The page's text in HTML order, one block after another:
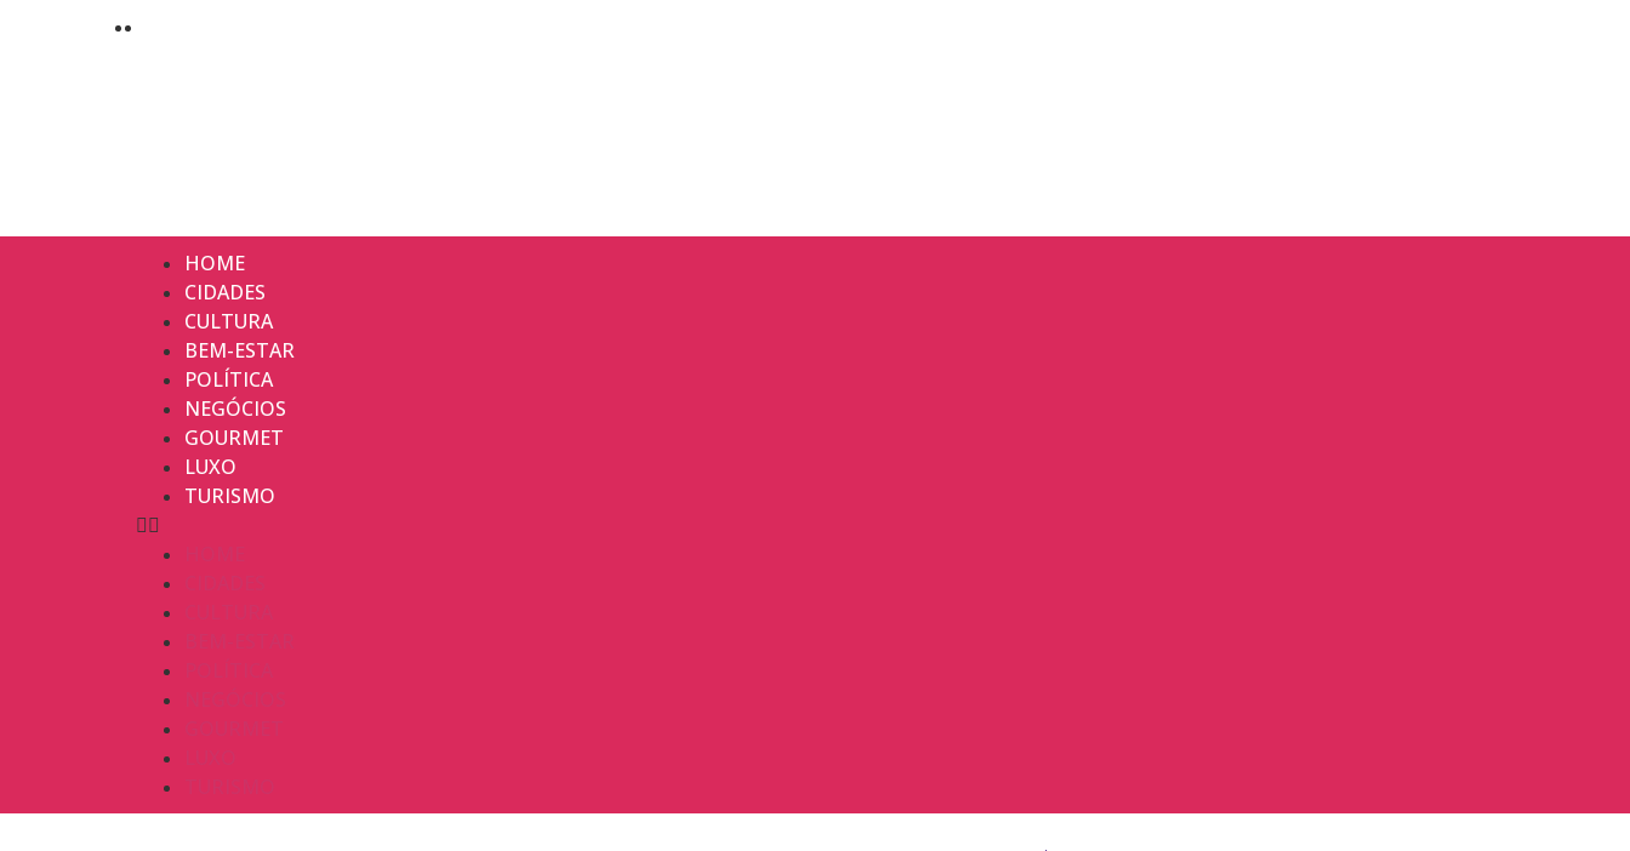
HOME
CIDADES
CULTURA
BEM-ESTAR
POLÍTICA
NEGÓCIOS
GOURMET
LUXO
TURISMO